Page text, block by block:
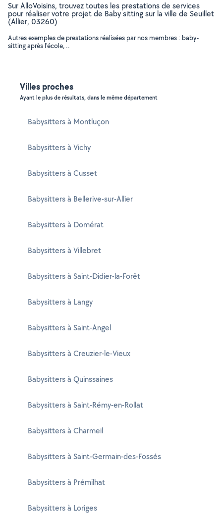
Sur AlloVoisins, trouvez toutes les prestations de services
pour réaliser votre projet de Baby sitting sur la ville de Seuillet
(Allier, 03260)
Autres exemples de prestations réalisées par nos membres : baby-
sitting après l'école, ..
Villes proches
Ayant le plus de résultats, dans le même département
Babysitters à Montluçon
Babysitters à Vichy
Babysitters à Cusset
Babysitters à Bellerive-sur-Allier
Babysitters à Domérat
Babysitters à Villebret
Babysitters à Saint-Didier-la-Forêt
Babysitters à Langy
Babysitters à Saint-Angel
Babysitters à Creuzier-le-Vieux
Babysitters à Quinssaines
Babysitters à Saint-Rémy-en-Rollat
Babysitters à Charmeil
Babysitters à Saint-Germain-des-Fossés
Babysitters à Prémilhat
Babysitters à Loriges